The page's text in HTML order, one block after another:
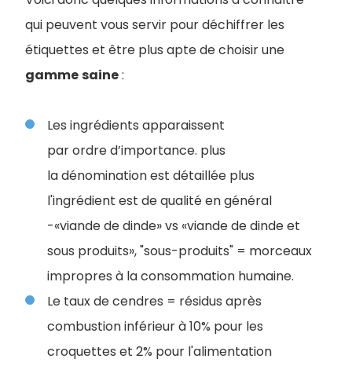
qui peuvent vous servir pour déchiffrer les
étiquettes et être plus apte de choisir une
gammesaine:
Les ingrédients apparaissent
par ordre d’importance. plus
la dénomination est détaillée plus
l'ingrédient est de qualité en général
-«viande de dinde» vs «viande de dinde et
sous produits», "sous-produits" = morceaux
impropres à la consommation humaine.
Le taux de cendres = résidus après
combustion inférieur à 10% pour les
croquettes et 2% pour l'alimentation